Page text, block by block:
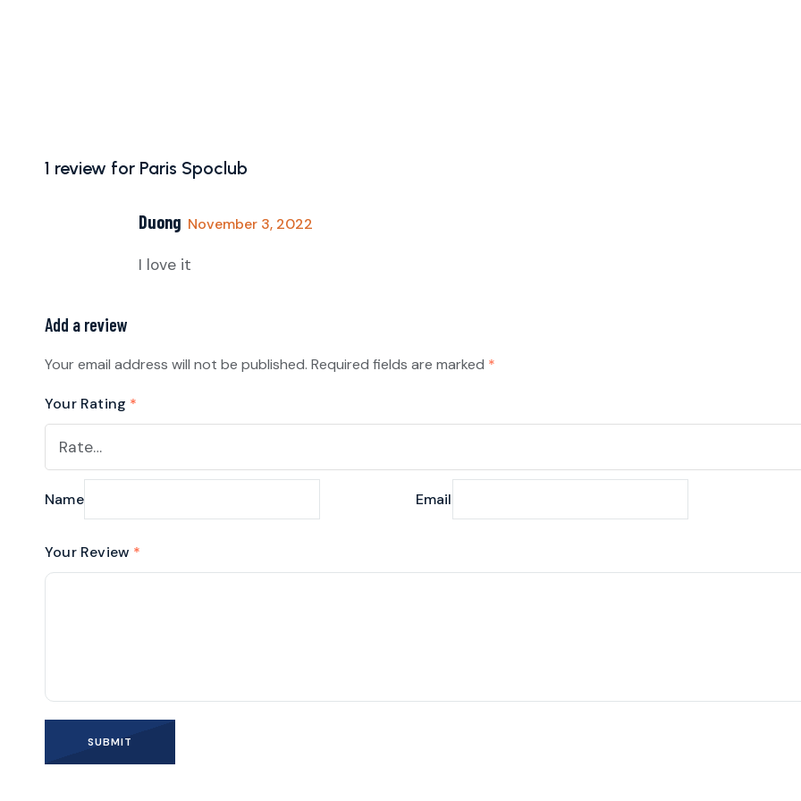
1 review for Paris Spoclub
Duong November 3, 2022
I love it
Add a review
Your email address will not be published. Required fields are marked *
Your Rating *
Your Review *
Name Email